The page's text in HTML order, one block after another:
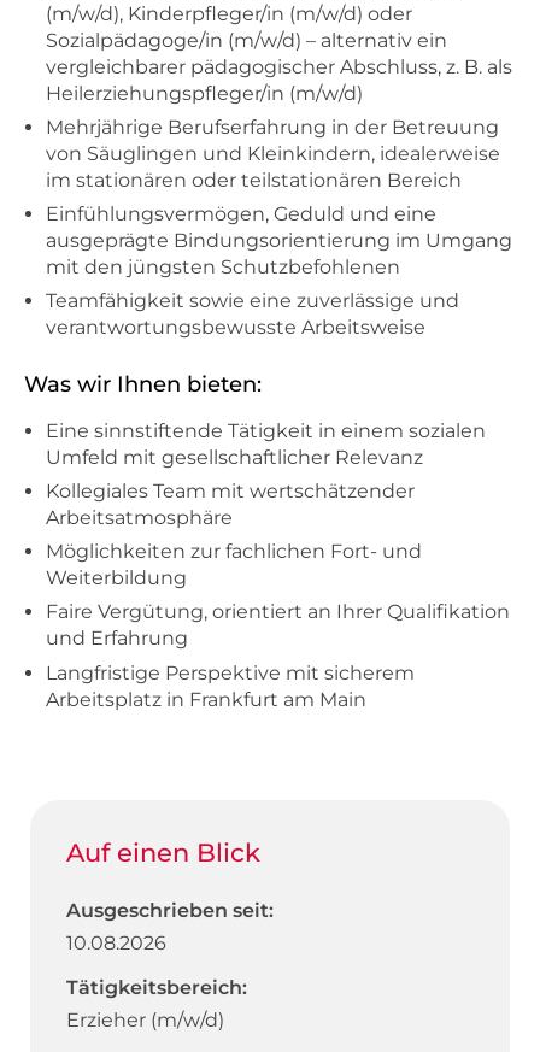
(m/w/d), Kinderpfleger/in (m/w/d) oder
Sozialpädagoge/in (m/w/d) – alternativ ein
vergleichbarer pädagogischer Abschluss, z. B. als
Heilerziehungspfleger/in (m/w/d)
Mehrjährige Berufserfahrung in der Betreuung
von Säuglingen und Kleinkindern, idealerweise
im stationären oder teilstationären Bereich
Einfühlungsvermögen, Geduld und eine
ausgeprägte Bindungsorientierung im Umgang
mit den jüngsten Schutzbefohlenen
Teamfähigkeit sowie eine zuverlässige und
verantwortungsbewusste Arbeitsweise
Was wir Ihnen bieten:
Eine sinnstiftende Tätigkeit in einem sozialen
Umfeld mit gesellschaftlicher Relevanz
Kollegiales Team mit wertschätzender
Arbeitsatmosphäre
Möglichkeiten zur fachlichen Fort- und
Weiterbildung
Faire Vergütung, orientiert an Ihrer Qualifikation
und Erfahrung
Langfristige Perspektive mit sicherem
Arbeitsplatz in Frankfurt am Main
Auf einen Blick
Ausgeschrieben seit:
10.08.2026
Tätigkeitsbereich:
Erzieher (m/w/d)